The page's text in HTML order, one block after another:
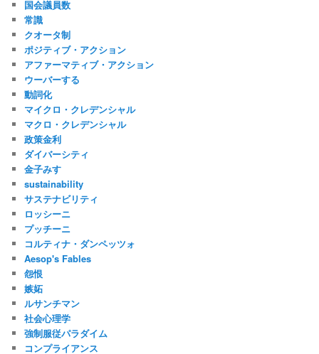
国会議員数
常識
クオータ制
ポジティブ・アクション
アファーマティブ・アクション
ウーバーする
動詞化
マイクロ・クレデンシャル
マクロ・クレデンシャル
政策金利
ダイバーシティ
金子みすゞ
sustainability
サステナビリティ
ロッシーニ
プッチーニ
コルティナ・ダンペッツォ
Aesop's Fables
怨恨
嫉妬
ルサンチマン
社会心理学
強制服従パラダイム
コンプライアンス